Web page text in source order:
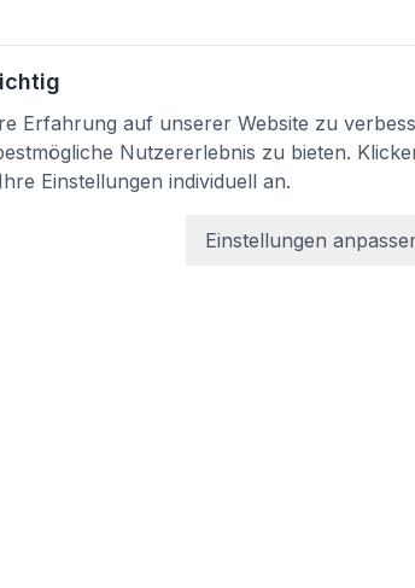
Erfahrung auf unserer Website zu
Nutzererlebnis zu bieten.
Einstellungen individuell an.
Einstellungen